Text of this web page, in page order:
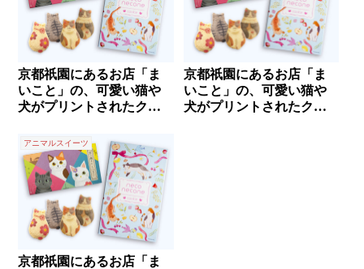
京都祇園にあるお店「ま
いこと」の、可愛い猫や
犬がプリントされたクッ
京都祇園にあるお店「ま
いこと」の、可愛い猫や
犬がプリントされたクッ
アニマルスイーツ
京都祇園にあるお店「ま